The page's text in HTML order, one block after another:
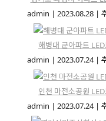
admin | 2023.08.28 |
해병대 군아파트
admin | 2023.07.24 |
인천 마전소공원
admin | 2023.07.24 |